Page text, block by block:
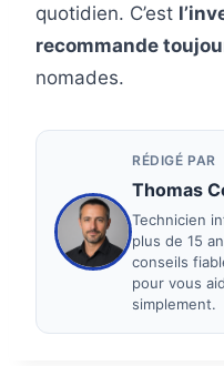
quotidien. C’est
recommande
nomades.
RÉDIGÉ PAR
Thomas
Technicien
plus de 15
conseils
pour vous
simplement.